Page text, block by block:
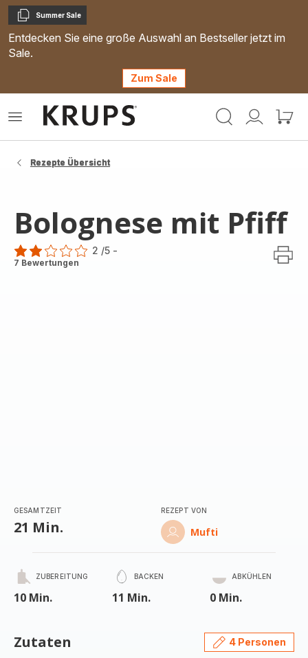
Kopieren
Summer Sale
Entdecken Sie eine große Auswahl an Bestseller jetzt im
Sale.
Zum Sale
Mein
Mein
Das
Rezepte Übersicht
Bolognese mit Pfiff
Bewertung
2 /5 -
7 Bewertungen
GESAMTZEIT
21 Min.
REZEPT VON
Mufti
ZUBEREITUNG
10 Min.
BACKEN
11 Min.
ABKÜHLEN
0 Min.
Zutaten 4 Personen